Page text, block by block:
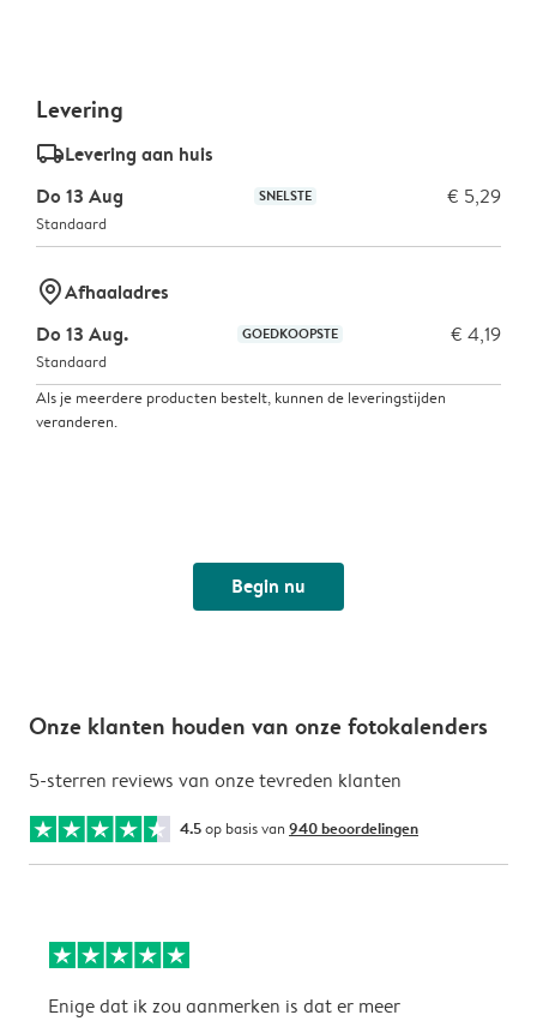
Levering
delivery_standard_v2Levering aan huis
Do 13 Aug
SNELSTE € 5,29
Standaard
marker-pinAfhaaladres
Do 13 Aug.
GOEDKOOPSTE € 4,19
Standaard
Als je meerdere producten bestelt, kunnen de leveringstijden
veranderen.
Begin nu
Onze klanten houden van onze fotokalenders
5-sterren reviews van onze tevreden klanten
4.5op basis van 940 beoordelingen
Enige dat ik zou aanmerken is dat er meer